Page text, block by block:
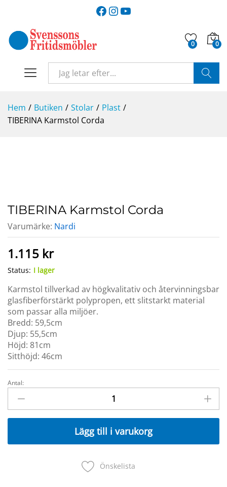
Facebook
Instagram
YouTube
0 0
Hem / Butiken / Stolar / Plast /
TIBERINA Karmstol Corda
TIBERINA Karmstol Corda
Varumärke: Nardi
1.115 kr
Status: I lager
Karmstol tillverkad av högkvalitativ och återvinningsbar
glasfiberförstärkt polypropen, ett slitstarkt material
som passar alla miljöer.
Bredd: 59,5cm
Djup: 55,5cm
Höjd: 81cm
Sitthöjd: 46cm
TIBERINA
Karmstol
Corda
Antal:
Lägg till i varukorg
Önskelista